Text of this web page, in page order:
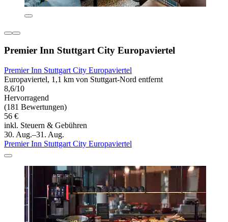
Premier Inn Stuttgart City Europaviertel
Premier Inn Stuttgart City Europaviertel
Europaviertel, 1,1 km von Stuttgart-Nord entfernt
8,6/10
Hervorragend
(181 Bewertungen)
56 €
inkl. Steuern & Gebühren
30. Aug.–31. Aug.
Premier Inn Stuttgart City Europaviertel